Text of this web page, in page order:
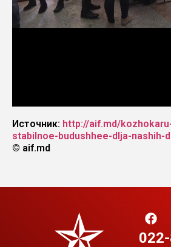
Источник: http://aif.md/
stabilnoe-budushhee-dlja-nashih-
© aif.md